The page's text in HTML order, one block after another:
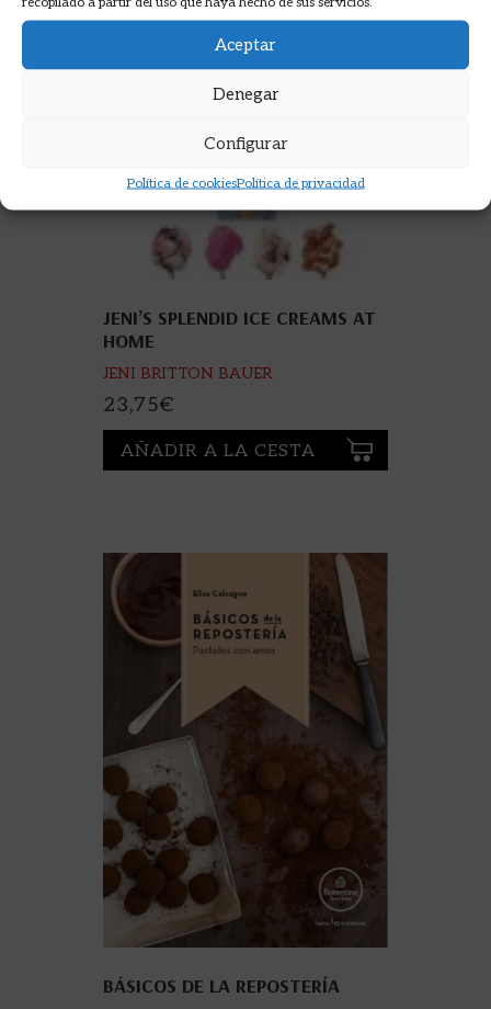
Aceptar
Denegar
Configurar
Política de cookiesPolítica de privacidad
JENI’S SPLENDID ICE CREAMS AT
HOME
JENI BRITTON BAUER
23,75€
AÑADIR A LA CESTA
BÁSICOS DE LA REPOSTERÍA